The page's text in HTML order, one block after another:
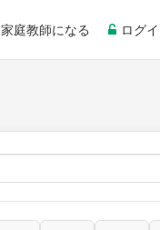
家庭教師になる ログ